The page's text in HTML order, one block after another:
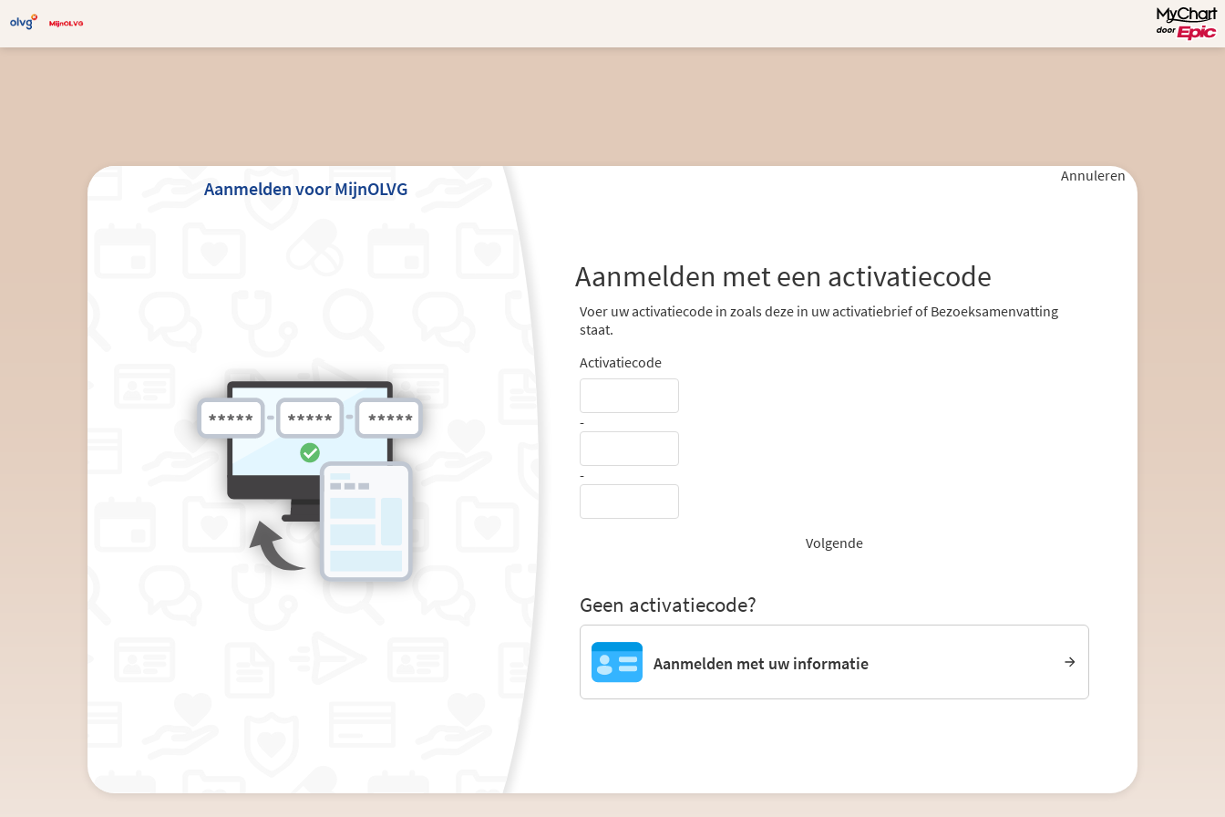
Aanmelden voor MijnOLVG
Annuleren
Aanmelden met een activatiecode
Voer uw activatiecode in zoals deze in uw activatiebrief of Bezoeksamenvatting
staat.
Activatiecode
-
-
Volgende
Geen activatiecode?
Aanmelden met uw informatie